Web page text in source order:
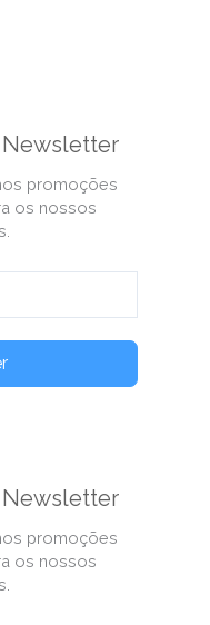
Newsletter
promoções
os nossos
Newsletter
promoções
os nossos